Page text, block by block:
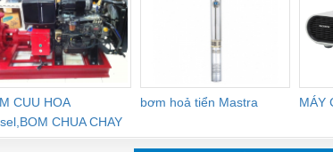
CUU HOA
CHUA CHAY
bơm hoả tiển Mastra MÁY